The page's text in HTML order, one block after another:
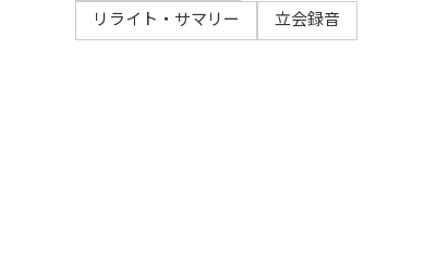
リライト・サマリー​
立会録音​